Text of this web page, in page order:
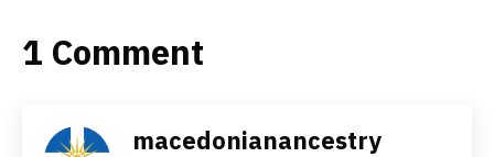
1 Comment
macedonianancestry